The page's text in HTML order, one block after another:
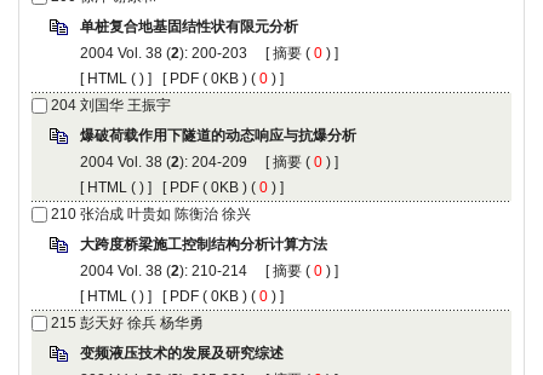
单桩复合地基固结性状有限元分析
2004 Vol. 38 (2): 200-203 [摘要 ( 0 ) ]
[ HTML ( ) ] [ PDF ( 0KB ) ( 0 ) ]
204 刘国华 王振宇
爆破荷载作用下隧道的动态响应与抗爆分析
2004 Vol. 38 (2): 204-209 [摘要 ( 0 ) ]
[ HTML ( ) ] [ PDF ( 0KB ) ( 0 ) ]
210 张治成 叶贵如 陈衡治 徐兴
大跨度桥梁施工控制结构分析计算方法
2004 Vol. 38 (2): 210-214 [摘要 ( 0 ) ]
[ HTML ( ) ] [ PDF ( 0KB ) ( 0 ) ]
215 彭天好 徐兵 杨华勇
变频液压技术的发展及研究综述